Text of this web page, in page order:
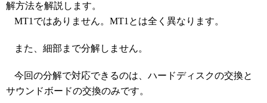
解方法を解説します。
MT1 ではありません。 MT1 とは全く異なります。
また、細部まで分解しません。
今回の分解で対応できるのは、ハードディスクの交換と
サウンドボードの交換のみです。